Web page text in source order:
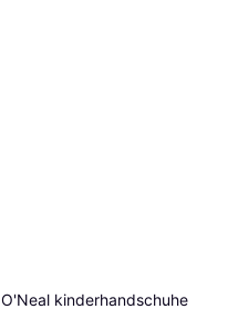
O'Neal kinderhandschuhe